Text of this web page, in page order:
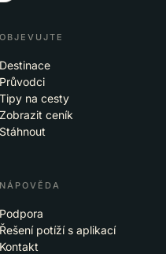
OBJEVUJTE
Destinace
Průvodci
Tipy na cesty
Zobrazit ceník
Stáhnout
NÁPOVĚDA
Podpora
Řešení potíží s aplikací
Kontakt